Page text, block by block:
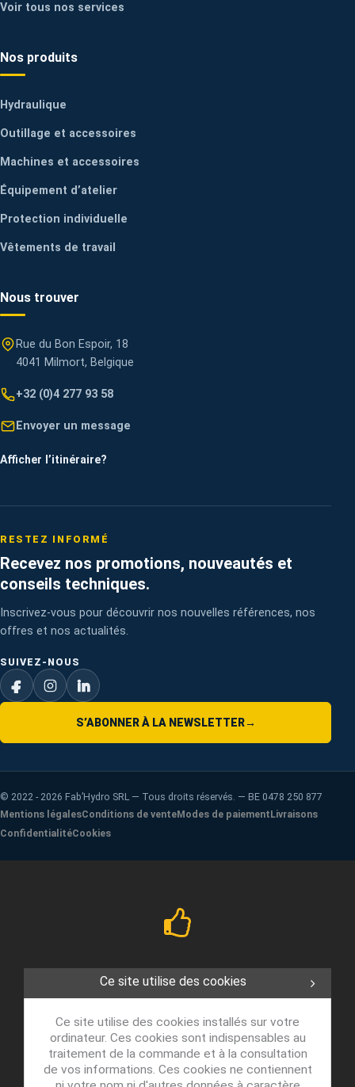
Voir tous nos services
Nos produits
Hydraulique
Outillage et accessoires
Machines et accessoires
Équipement d’atelier
Protection individuelle
Vêtements de travail
Nous trouver
Rue du Bon Espoir, 18
4041 Milmort, Belgique
+32 (0)4 277 93 58
Envoyer un message
Afficher l’itinéraire?
RESTEZ INFORMÉ
Recevez nos promotions, nouveautés et
conseils techniques.
Inscrivez-vous pour découvrir nos nouvelles références, nos
offres et nos actualités.
SUIVEZ-NOUS
S’ABONNER À LA NEWSLETTER→
© 2022 - 2026 Fab’Hydro SRL — Tous droits réservés. — BE 0478 250 877
Mentions légalesConditions de venteModes de paiementLivraisons
ConfidentialitéCookies
Ce site utilise des cookies
Ce site utilise des cookies installés sur votre
ordinateur. Ces cookies sont indispensables au
traitement de la commande et à la consultation
de vos informations. Ces cookies ne contiennent